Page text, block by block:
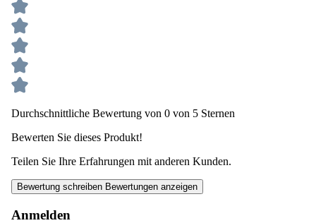
Durchschnittliche Bewertung von 0 von 5 Sternen
Bewerten Sie dieses Produkt!
Teilen Sie Ihre Erfahrungen mit anderen Kunden.
Bewertung schreiben Bewertungen anzeigen
Anmelden